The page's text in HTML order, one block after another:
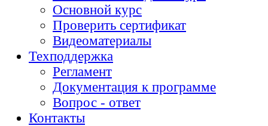
Основной курс
Проверить сертификат
Видеоматериалы
Техподдержка
Регламент
Документация к программе
Вопрос - ответ
Контакты